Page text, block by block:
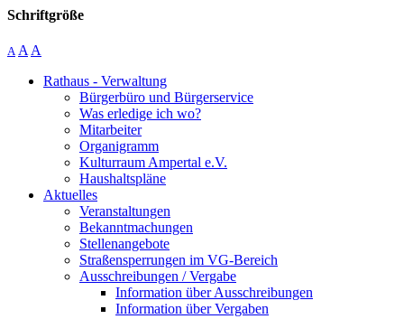
Schriftgröße
A A A
Rathaus - Verwaltung
Bürgerbüro und Bürgerservice
Was erledige ich wo?
Mitarbeiter
Organigramm
Kulturraum Ampertal e.V.
Haushaltspläne
Aktuelles
Veranstaltungen
Bekanntmachungen
Stellenangebote
Straßensperrungen im VG-Bereich
Ausschreibungen / Vergabe
Information über Ausschreibungen
Information über Vergaben